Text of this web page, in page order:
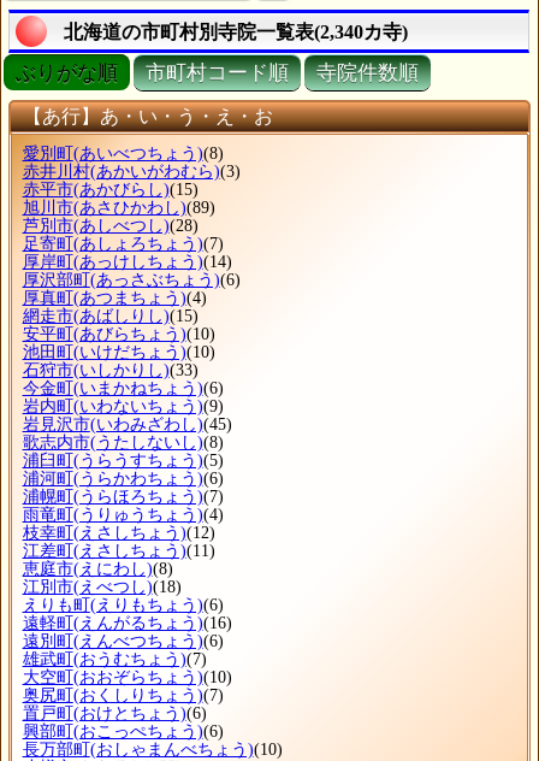
北海道の市町村別寺院一覧表(2,340カ寺)
ぶりがな順 市町村コード順 寺院件数順
【あ行】あ・い・う・え・お
愛別町 (あいべつちょう)(8)
赤井川村(あかいがわむら)(3)
赤平市(あかびらし)(15)
旭川市(あさひかわし)(89)
芦別市(あしべつし)(28)
足寄町 (あしょろちょう)(7)
厚岸町 (あっけしちょう)(14)
厚沢部町 (あっさぶちょう)(6)
厚真町 (あつまちょう)(4)
網走市(あばしりし)(15)
安平町 (あびらちょう)(10)
池田町 (いけだちょう)(10)
石狩市(いしかりし)(33)
今金町 (いまかねちょう)(6)
岩内町 (いわないちょう)(9)
岩見沢市(いわみざわし)(45)
歌志内市(うたしないし)(8)
浦臼町 (うらうすちょう)(5)
浦河町 (うらかわちょう)(6)
浦幌町 (うらほろちょう)(7)
雨竜町 (うりゅうちょう)(4)
枝幸町 (えさしちょう)(12)
江差町 (えさしちょう)(11)
恵庭市(えにわし)(8)
江別市(えべつし)(18)
えりも町 (えりもちょう)(6)
遠軽町 (えんがるちょう)(16)
遠別町 (えんべつちょう)(6)
雄武町 (おうむちょう)(7)
大空町 (おおぞらちょう)(10)
奥尻町 (おくしりちょう)(7)
置戸町 (おけとちょう)(6)
興部町 (おこっぺちょう)(6)
長万部町 (おしゃまんべちょう)(10)